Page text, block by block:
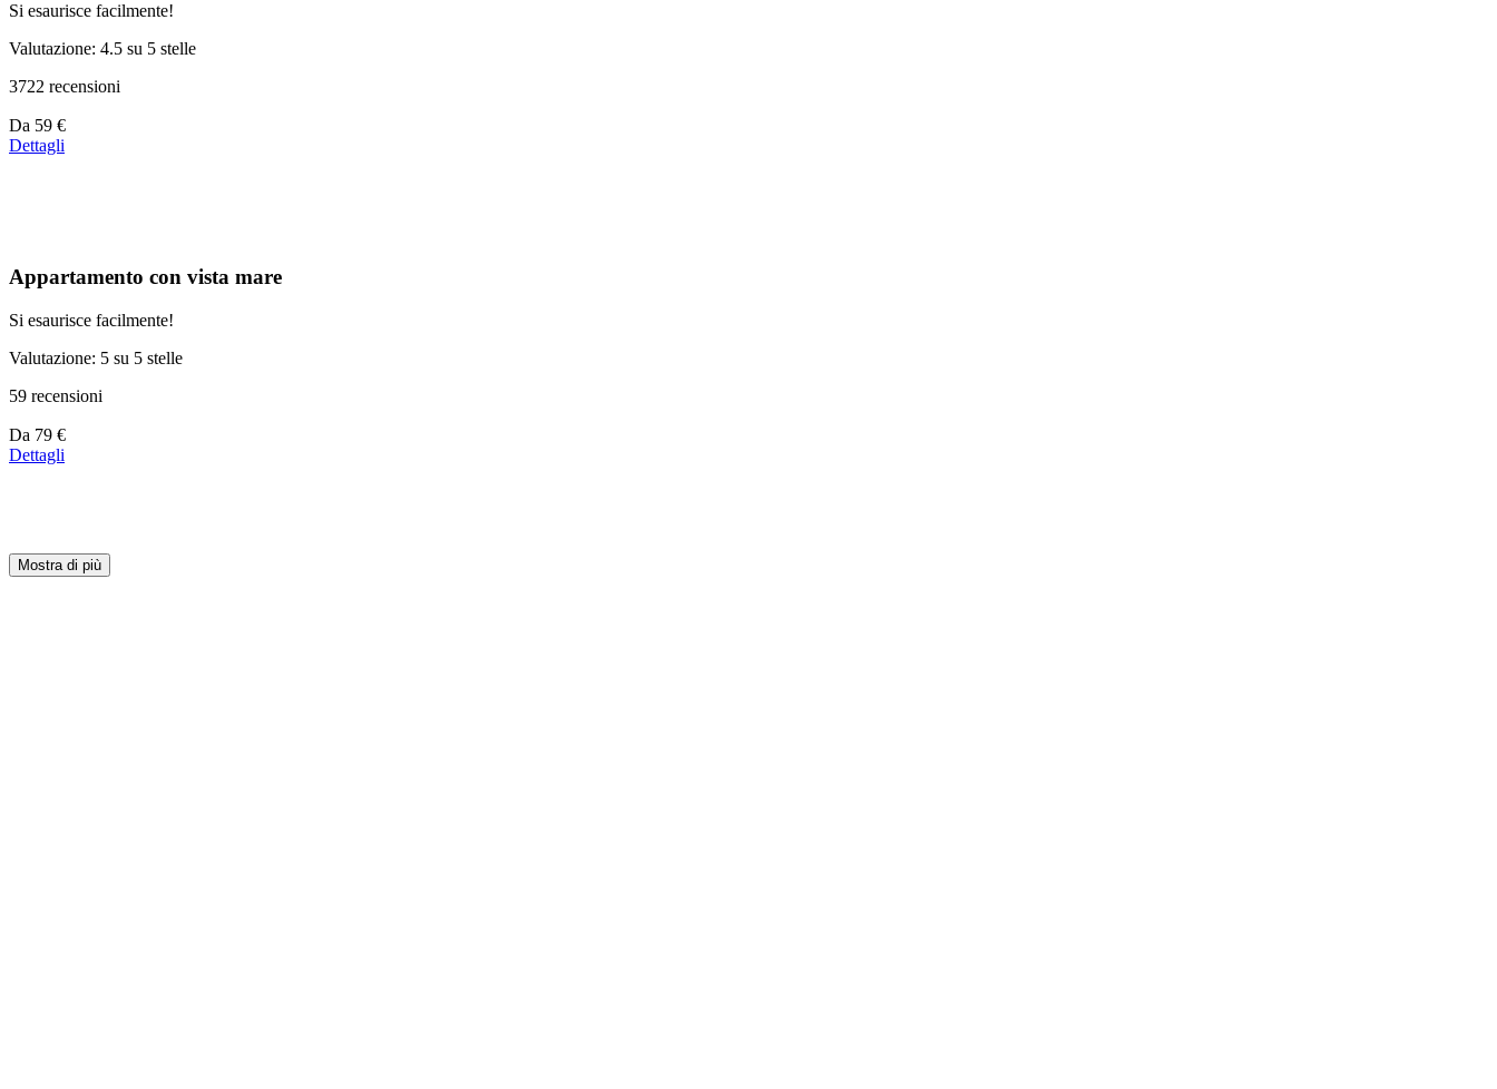
Si esaurisce facilmente!
Valutazione: 4.5 su 5 stelle
3722 recensioni
Prezzo
a
Da 59 €
Dettagli
Appartamento con vista mare
Si esaurisce facilmente!
Valutazione: 5 su 5 stelle
59 recensioni
Prezzo
a
Da 79 €
Dettagli
Mostra di più